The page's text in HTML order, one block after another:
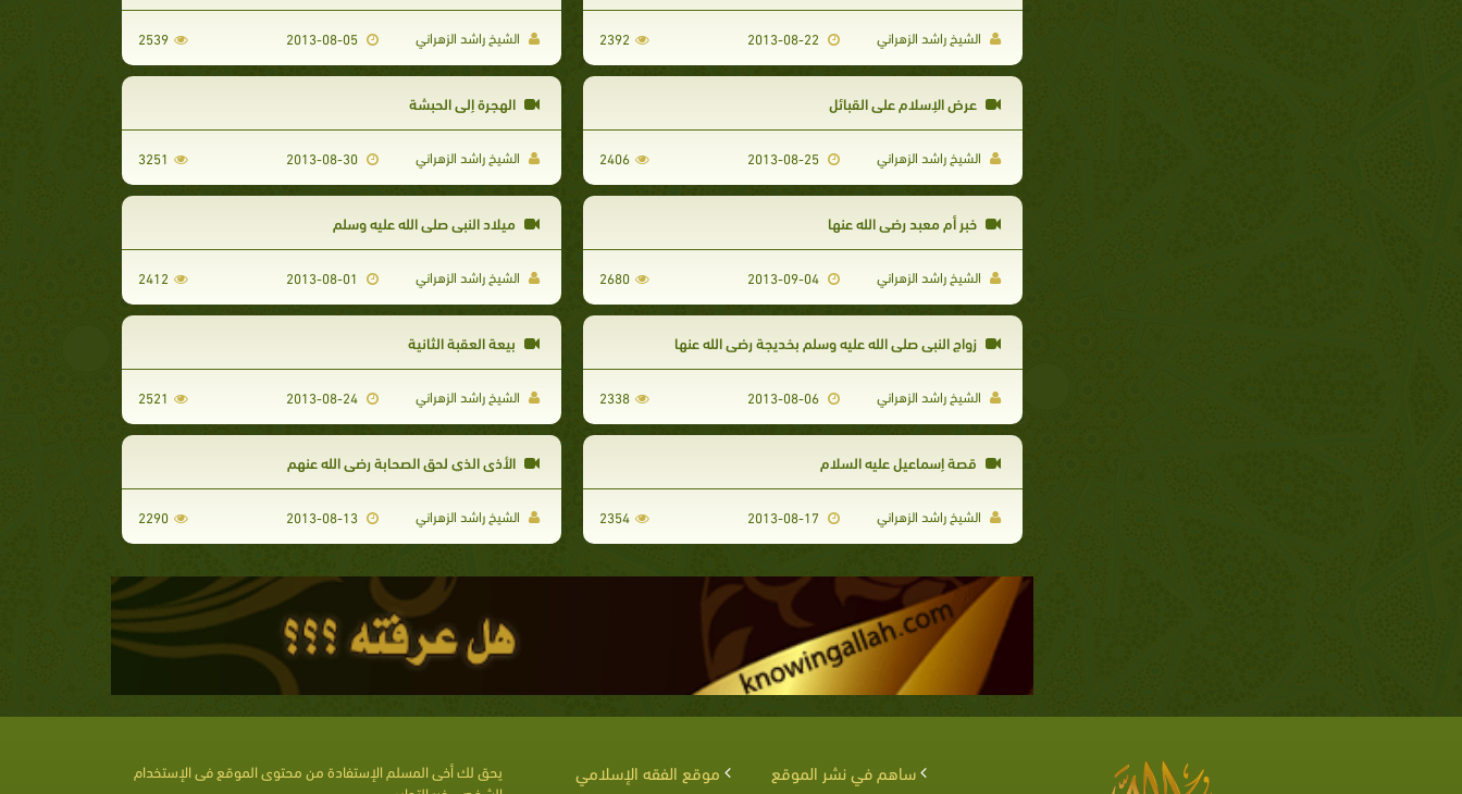
الشيخ راشد الزهراني 2392 الشيخ راشد الزهراني 2539
عرض الإسلام على القبائل
الشيخ راشد الزهراني 2406
الهجرة إلى الحبشة
الشيخ راشد الزهراني 3251
خبر أم معبد رضي الله عنها
الشيخ راشد الزهراني 2680
ميلاد النبي صلى الله عليه وسلم
الشيخ راشد الزهراني 2412
زواج النبي صلى الله عليه وسلم بخديجة رضي الله عنها
الشيخ راشد الزهراني 2338
بيعة العقبة الثانية
الشيخ راشد الزهراني 2521
قصة إسماعيل عليه السلام
الشيخ راشد الزهراني 2354
الأذى الذي لحق الصحابة رضي الله عنهم
الشيخ راشد الزهراني 2290
ساهم في نشر الموقع
موقع الفقه الإسلامي
يحق لك أخى المسلم الإستفادة من محتوى الموقع فى الإستخدام